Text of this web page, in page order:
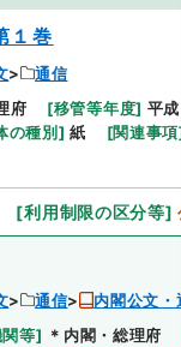
１巻
通信
府 [移管等年度] 平成
の種別 ] 紙 [関連事項
[利用制限の区分等]
通信
内閣公文・
等] ＊内閣・総理府